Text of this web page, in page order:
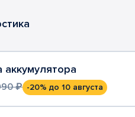
аккумулятора
₽ -20% до 10 августа